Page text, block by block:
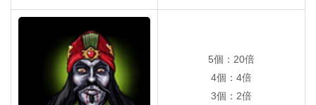
5個：20倍
4個：4倍
3個：2倍